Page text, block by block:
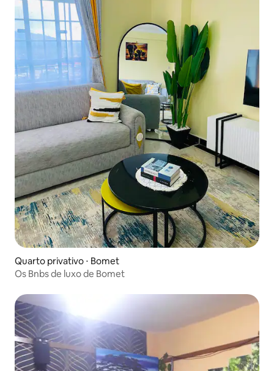
Quarto privativo ⋅ Bomet
Os Bnbs de luxo de Bomet